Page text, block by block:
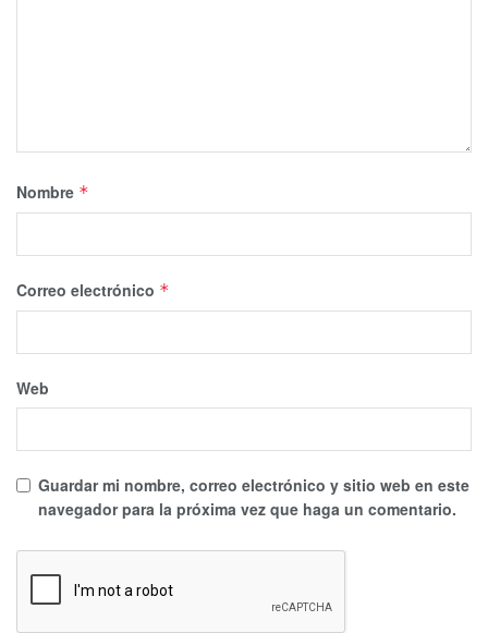
Nombre *
Correo electrónico *
Web
Guardar mi nombre, correo electrónico y sitio web en este
navegador para la próxima vez que haga un comentario.